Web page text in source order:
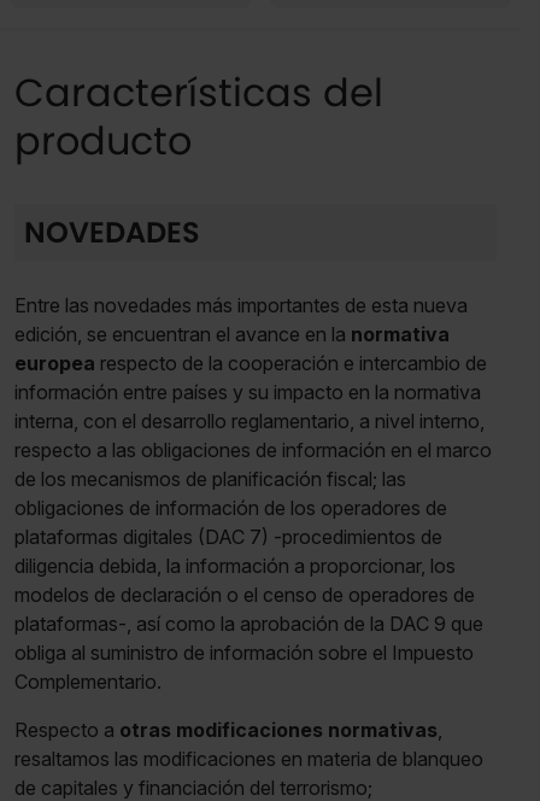
Características del
producto
NOVEDADES
Entre las novedades más importantes de esta nueva
edición, se encuentran el avance en la normativa
europea respecto de la cooperación e intercambio de
información entre países y su impacto en la normativa
interna, con el desarrollo reglamentario, a nivel interno,
respecto a las obligaciones de información en el marco
de los mecanismos de planificación fiscal; las
obligaciones de información de los operadores de
plataformas digitales (DAC 7) -procedimientos de
diligencia debida, la información a proporcionar, los
modelos de declaración o el censo de operadores de
plataformas-, así como la aprobación de la DAC 9 que
obliga al suministro de información sobre el Impuesto
Complementario.
Respecto a otras modificaciones normativas
resaltamos las modificaciones en materia de blanqueo
de capitales y financiación del terrorismo;